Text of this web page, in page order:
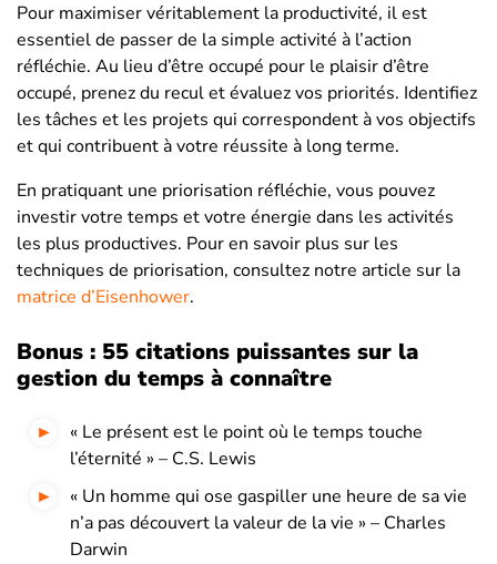
Pour maximiser véritablement la productivité, il est
essentiel de passer de la simple activité à l’action
réfléchie. Au lieu d’être occupé pour le plaisir d’être
occupé, prenez du recul et évaluez vos priorités. Identifiez
les tâches et les projets qui correspondent à vos objectifs
et qui contribuent à votre réussite à long terme.
En pratiquant une priorisation réfléchie, vous pouvez
investir votre temps et votre énergie dans les activités
les plus productives. Pour en savoir plus sur les
techniques de priorisation, consultez notre article sur la
matrice d’Eisenhower.
Bonus : 55 citations puissantes sur la
gestion du temps à connaître
« Le présent est le point où le temps touche
l’éternité » – C.S. Lewis
« Un homme qui ose gaspiller une heure de sa vie
n’a pas découvert la valeur de la vie » – Charles
Darwin